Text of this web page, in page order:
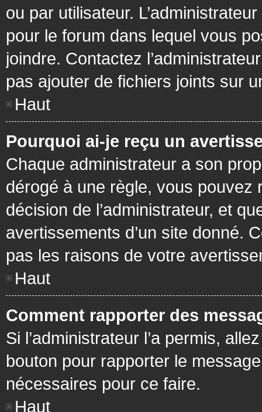
ou par utilisateur.
pour le forum dans lequel vous
joindre. Contactez
pas ajouter de fichiers joints sur
Haut
Pourquoi ai-je reçu un
Chaque administrateur a son
dérogé à une règle, vous pouvez
décision de l’administrateur, et
avertissements d’un site donné.
pas les raisons de votre
Haut
Comment rapporter des
Si l’administrateur l’a permis,
bouton pour rapporter le
nécessaires pour ce faire.
Haut